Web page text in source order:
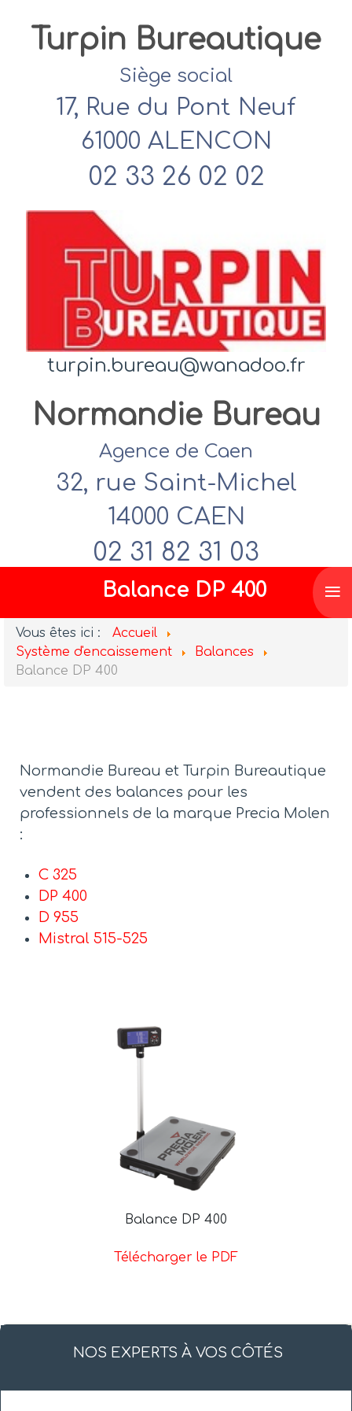
Turpin Bureautique
Siège social
17, Rue du Pont Neuf
61000 ALENCON
02 33 26 02 02
turpin.bureau@wanadoo.fr
Normandie Bureau
Agence de Caen
32, rue Saint-Michel
14000 CAEN
02 31 82 31 03
Balance DP 400 ≡
Vous êtes ici :
Accueil
Système d'encaissement
Balances
Balance DP 400
Normandie Bureau et Turpin Bureautique
vendent des balances pour les
professionnels de la marque Precia Molen
:
C 325
DP 400
D 955
Mistral 515-525
Balance DP 400
Télécharger le PDF
NOS EXPERTS À VOS CÔTÉS